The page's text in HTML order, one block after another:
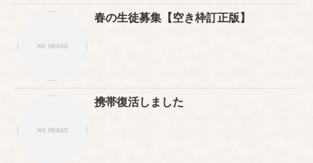
春の生徒募集【空き枠訂正版】
携帯復活しました